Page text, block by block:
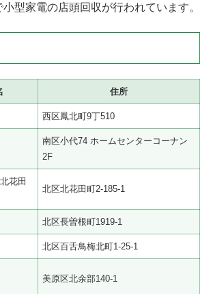
型家電の店頭回収が行われています。
住所
西区鳳北町9丁510
南区小代74 ホームセンターコーナン
2F
花田
北区北花田町2-185-1
北区長曽根町1919-1
北区百舌鳥梅北町1-25-1
美原区北余部140-1